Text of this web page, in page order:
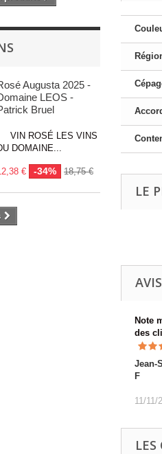
Augusta 2025 -
LEOS -
Bruel
VIN ROSÉ LES VINS
DOMAINE...
€ -34% 18,75 €
LE
Note
des
Jean-
F
11/11/